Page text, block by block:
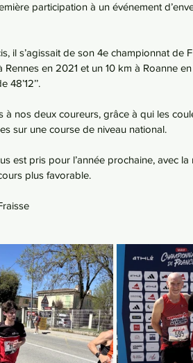
participation à un événement
il s’agissait de son 4e championnat
Rennes en 2021 et un 10 km à Roanne
48’12’’.
à nos deux coureurs, grâce à qui les
sur une course de niveau national.
est pris pour l’année prochaine, avec
plus favorable.